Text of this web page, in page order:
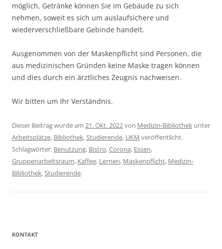
möglich, Getränke können Sie im Gebäude zu sich
nehmen, soweit es sich um auslaufsichere und
wiederverschließbare Gebinde handelt.
Ausgenommen von der Maskenpflicht sind Personen, die
aus medizinischen Gründen keine Maske tragen können
und dies durch ein ärztliches Zeugnis nachweisen.
Wir bitten um Ihr Verständnis.
Dieser Beitrag wurde am 21. Okt. 2022von Medizin-Bibliothek unter
Arbeitsplätze, Bibliothek,Studierende, UKM veröffentlicht.
Schlagwörter: Benutzung, Bistro,Corona, Essen,
Gruppenarbeitsraum, Kaffee, Lernen, Maskenpflicht, Medizin-
Bibliothek,Studierende.
KONTAKT